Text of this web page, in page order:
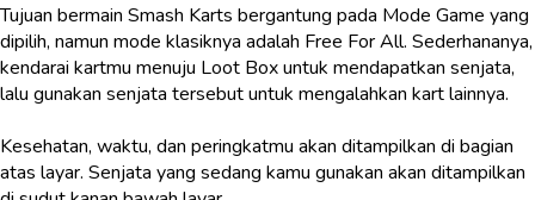
Tujuan bermain Smash Karts bergantung pada Mode Game yang
dipilih, namun mode klasiknya adalah Free For All. Sederhananya,
kendarai kartmu menuju Loot Box untuk mendapatkan senjata,
lalu gunakan senjata tersebut untuk mengalahkan kart lainnya.
Kesehatan, waktu, dan peringkatmu akan ditampilkan di bagian
atas layar. Senjata yang sedang kamu gunakan akan ditampilkan